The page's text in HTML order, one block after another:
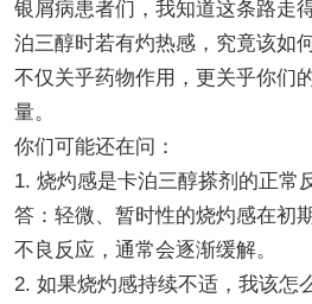
银屑病患者们，我知道这条路走
泊三醇时若有灼热感，究竟该如
不仅关乎药物作用，更关乎你们
量。
你们可能还在问：
1. 烧灼感是卡泊三醇搽剂的正常
答：轻微、暂时性的烧灼感在初
不良反应，通常会逐渐缓解。
2. 如果烧灼感持续不适，我该怎